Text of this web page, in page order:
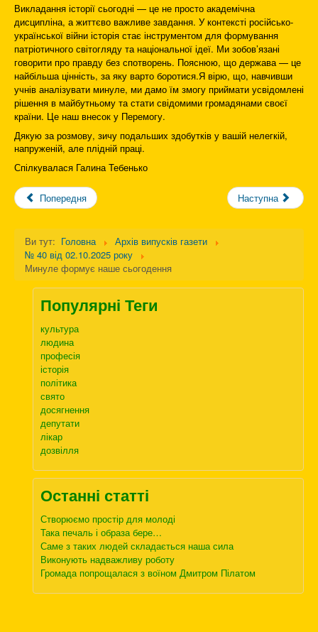
Викладання історії сьогодні — це не просто академічна
дисципліна, а життєво важливе завдання. У контексті російсько-
української війни історія стає інструментом для формування
патріотичного світогляду та національної ідеї. Ми зобов’язані
говорити про правду без спотворень. Пояснюю, що держава — це
найбільша цінність, за яку варто боротися.Я вірю, що, навчивши
учнів аналізувати минуле, ми дамо їм змогу приймати усвідомлені
рішення в майбутньому та стати свідомими громадянами своєї
країни. Це наш внесок у Перемогу.
Дякую за розмову, зичу подальших здобутків у вашій нелегкій,
напруженій, але плідній праці.
Спілкувалася Галина Тебенько
Попередня Наступна
Ви тут: Головна
Архів випусків газети
№ 40 від 02.10.2025 року
Минуле формує наше сьогодення
Популярні Теги
культура
людина
професія
історія
політика
свято
досягнення
депутати
лікар
дозвілля
Останні статті
Створюємо простір для молоді
Така печаль і образа бере…
Саме з таких людей складається наша сила
Виконують надважливу роботу
Громада попрощалася з воїном Дмитром Пілатом